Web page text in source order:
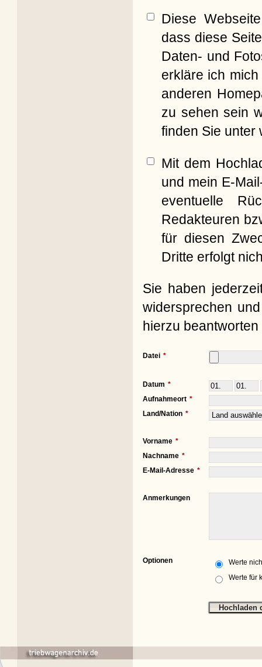
Diese
dass diese
Daten- und
erkläre ich
anderen
zu sehen sein
finden Sie unter
Mit dem
und mein E-
eventuelle
Redakteuren
für diesen
Dritte erfolgt
Sie haben
widersprechen
hierzu
Datei
Datum
Aufnahmeort
Land/Nation
Vorname
Nachname
E-Mail-Adresse
Anmerkungen
Optionen
Werte
Werte für